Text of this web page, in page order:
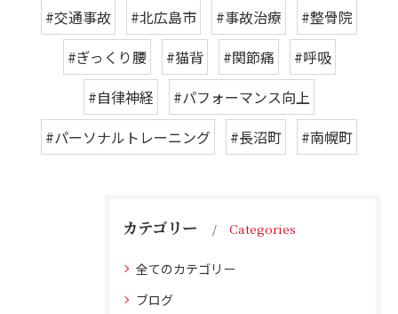
#交通事故 #北広島市 #事故治療
#整骨院
#ぎっくり腰
#猫背 #関節痛
#呼吸
#自律神経
#パフォーマンス向上
#パーソナルトレーニング
#長沼町 #南幌町
カテゴリー Categories
全てのカテゴリー
ブログ